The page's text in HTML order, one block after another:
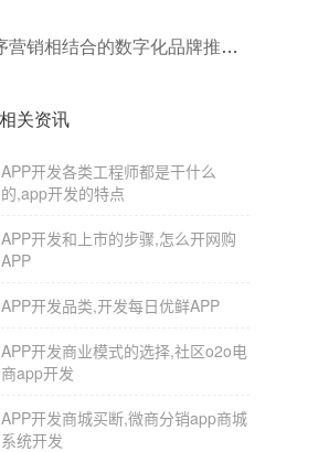
与小程序营销相结合的数字化品牌推广策略
相关资讯
APP开发各类工程师都是干什么
的,app开发的特点
APP开发和上市的步骤,怎么开网购
APP
APP开发品类,开发每日优鲜APP
APP开发商业模式的选择,社区o2o电
商app开发
APP开发商城买断,微商分销app商城
系统开发